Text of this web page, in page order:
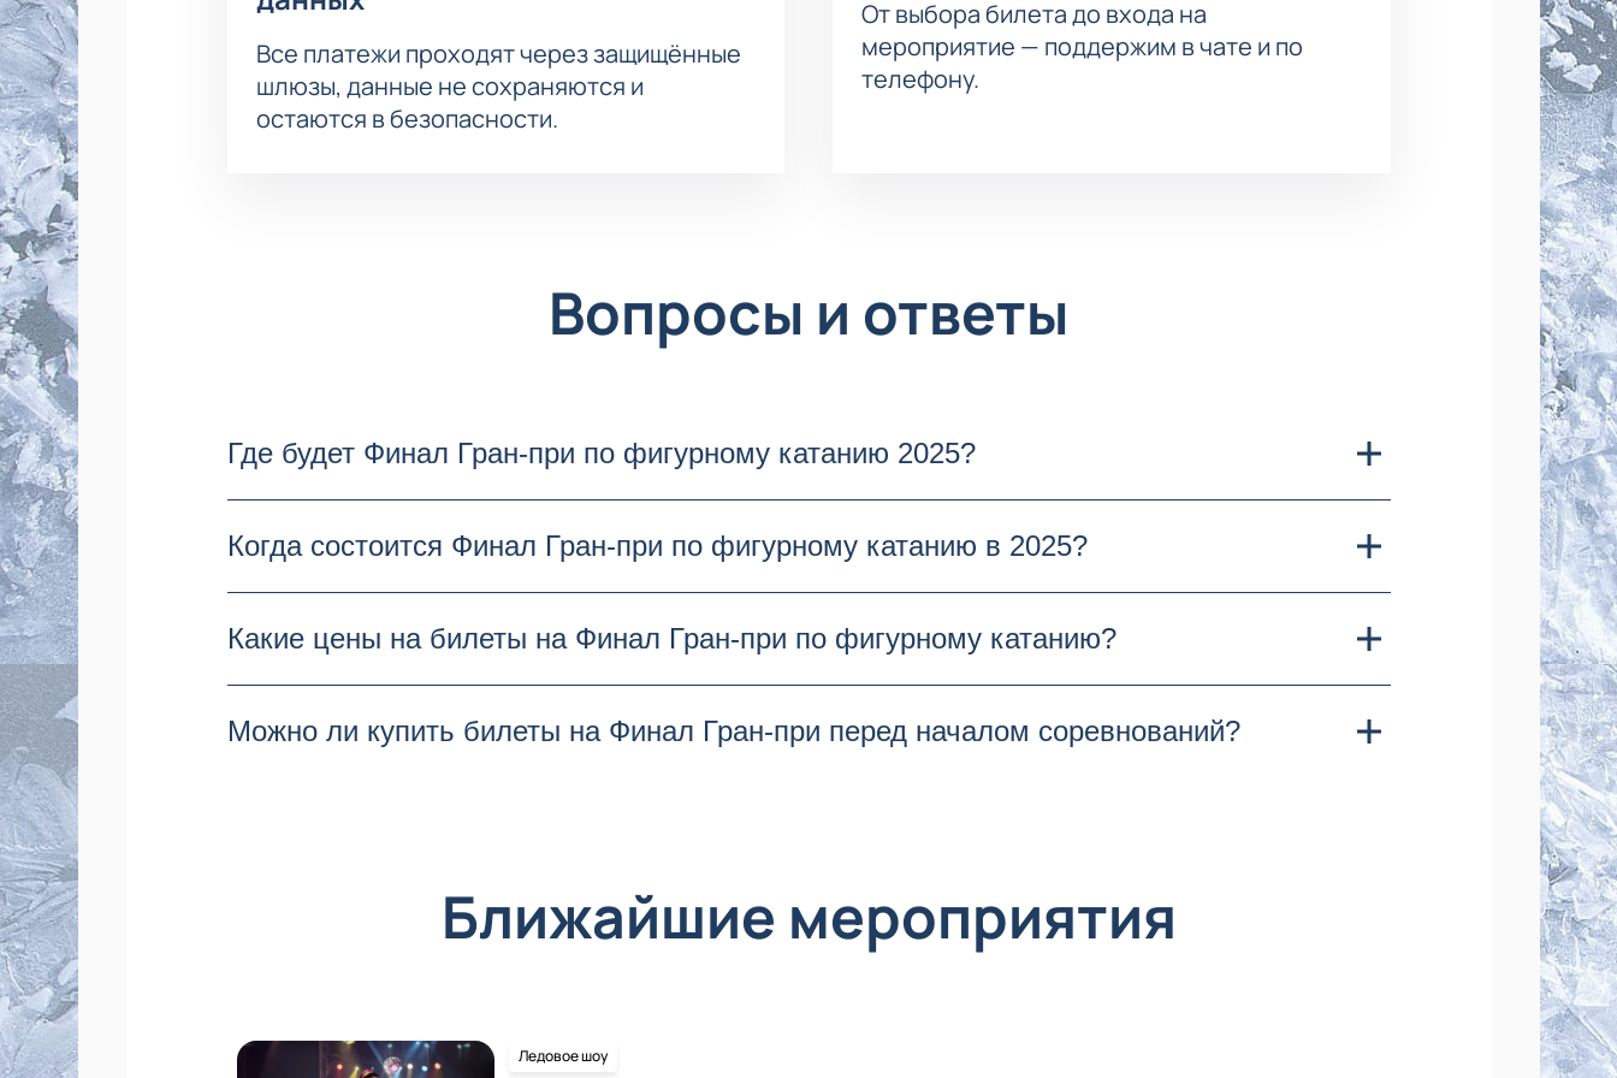
Все платежи проходят через защищённые
шлюзы, данные не сохраняются и
остаются в безопасности.
От выбора билета до входа на
мероприятие — поддержим в чате и по
телефону.
Вопросы и ответы
Где будет Финал Гран-при по фигурному катанию 2025?
Финал Гран-при по фигурному катанию 2025 пройдет в Красноярске на Ледовой арене "Кристалл".
Это решающее соревнование сезона, где соберутся сильнейшие фигуристы России.
Когда состоится Финал Гран-при по фигурному катанию в 2025?
Финал Гран-при по фигурному катанию 2025 пройдет 13 февраля. В этот день на арене "Кристалл"
состоится главная битва фигуристов за титул чемпиона.
Какие цены на билеты на Финал Гран-при по фигурному катанию?
Стоимость билетов варьируется в зависимости от выбранного местоположения на арене
"Кристалл". Вы можете купить билеты и выбрать места на странице мероприятия.
Можно ли купить билеты на Финал Гран-при перед началом соревнований?
Ближайшие мероприятия
Ледовое шоу